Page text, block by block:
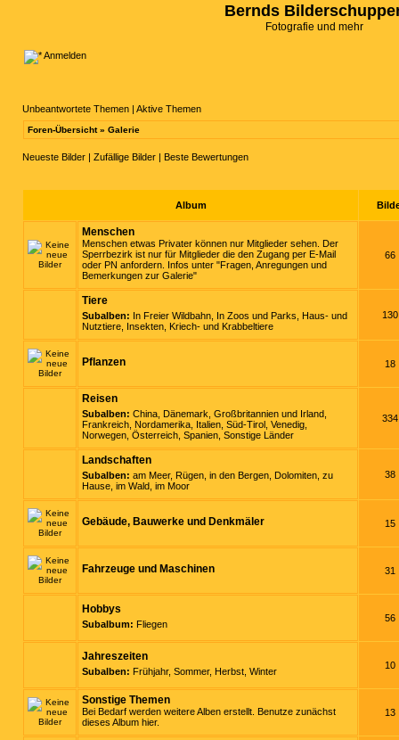
Bernds
Fotografie und mehr
Anmelden
Unbeantwortete Themen | Aktive Themen
Foren-Übersicht» Galerie
Neueste Bilder | Zufällige Bilder | Beste Bewertungen
Album
Menschen
Menschen etwas Privater können nur Mitglieder sehen. Der
Sperrbezirk ist nur für Mitglieder die den Zugang per E-Mail
oder PN anfordern. Infos unter "Fragen, Anregungen und
Bemerkungen zur Galerie"
66
Tiere
Subalben: In Freier Wildbahn In Zoos und Parks Haus- und
Nutztiere Insekten, Kriech- und Krabbeltiere
130
Pflanzen 18
Reisen
Subalben: China Dänemark Großbritannien und Irland
Frankreich Nordamerika Italien Süd-Tirol Venedig
Norwegen Österreich Spanien Sonstige Länder
334
Landschaften
Subalben: am Meer, Rügen in den Bergen Dolomiten zu
Hause im Wald im Moor
38
Gebäude, Bauwerke und Denkmäler 15
Fahrzeuge und Maschinen 31
Hobbys
Subalbum: Fliegen
56
Jahreszeiten
Subalben: Frühjahr, Sommer, Herbst Winter
10
Sonstige Themen
Bei Bedarf werden weitere Alben erstellt. Benutze zunächst
dieses Album hier.
13